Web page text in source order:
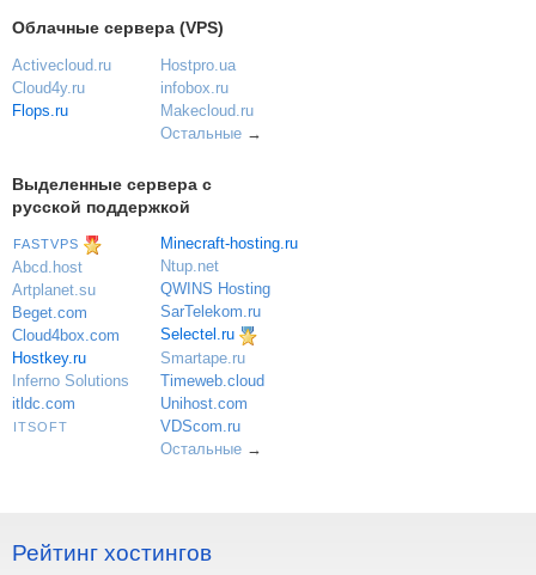
Облачные сервера (VPS)
Activecloud.ru
Cloud4y.ru
Flops.ru
Hostpro.ua
infobox.ru
Makecloud.ru
Остальные→
Выделенные сервера с
русской поддержкой
FASTVPS
Abcd.host
Artplanet.su
Beget.com
Cloud4box.com
Hostkey.ru
Inferno Solutions
itldc.com
ITSOFT
Minecraft-hosting.ru
Ntup.net
QWINS Hosting
SarTelekom.ru
Selectel.ru
Smartape.ru
Timeweb.cloud
Unihost.com
VDScom.ru
Остальные→
Рейтинг хостингов